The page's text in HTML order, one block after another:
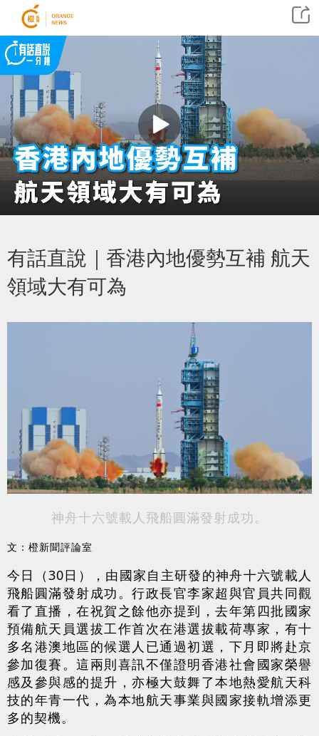
有話直說｜香港內地優勢互補 航天
領域大有可為
神舟十六號載人飛船圓滿發射成功。
文：橙新聞評論室
今日（30日），由國家自主研發的神舟十六號載人
飛船圓滿發射成功。行政長官李家超與官員共同觀
看了直播，在祝賀之餘他亦提到，去年第四批國家
預備航天員選拔工作首次在港選拔載荷專家，有十
多名港澳地區的候選人已通過初選，下月即將赴京
參加復賽。這兩則喜訊不僅證明香港社會國家榮譽
感及參與感的提升，亦極大鼓舞了本地熱愛航天科
技的年青一代，為本地航天事業與國家接軌增添更
多的契機。